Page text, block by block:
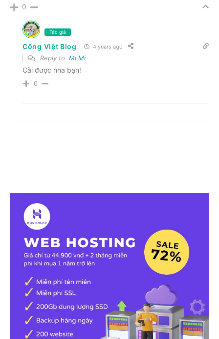
0
Tác giả
Công Việt Blog 4 years ago
Reply to Mi Mi
Cài được nha bạn!
0